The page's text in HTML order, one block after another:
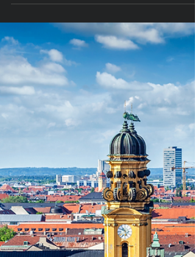
Versicherungsmakler. Hier anfragen.